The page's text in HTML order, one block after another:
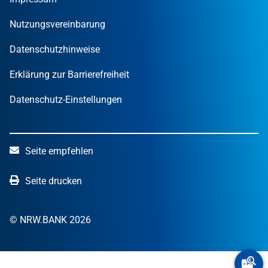
Öffentliche Kunden
STARTERCENTER NRW
NRW.Venture
Nutzungsvereinbarung
Datenschutzhinweise
Erklärung zur Barrierefreiheit
Datenschutz-Einstellungen
Seite empfehlen
Seite drucken
© NRW.BANK 2026